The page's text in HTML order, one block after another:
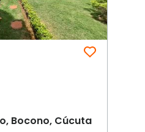
Bocono, Cúcuta